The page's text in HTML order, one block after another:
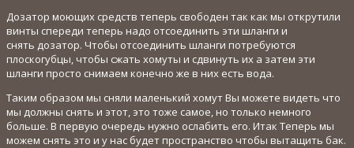
Дозатор моющих средств теперь свободен так как мы открутили
винты спереди теперь надо отсоединить эти шланги и
снять дозатор. Чтобы отсоединить шланги потребуются
плоскогубцы, чтобы сжать хомуты и сдвинуть их а затем эти
шланги просто снимаем конечно же в них есть вода.
Таким образом мы сняли маленький хомут Вы можете видеть что
мы должны снять и этот, это тоже самое, но только немного
больше. В первую очередь нужно ослабить его. Итак Теперь мы
можем снять это и у нас будет пространство чтобы вытащить бак.